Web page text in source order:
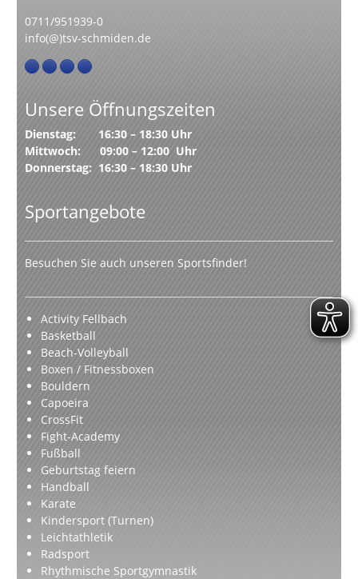
0711/951939-0
info(@)tsv-schmiden.de
Unsere Öffnungszeiten
Dienstag: 16:30 – 18:30 Uhr
Mittwoch: 09:00 – 12:00 Uhr
Donnerstag: 16:30 – 18:30 Uhr
Sportangebote
Besuchen Sie auch unseren Sportsfinder!
Activity Fellbach
Basketball
Beach-Volleyball
Boxen / Fitnessboxen
Bouldern
Capoeira
CrossFit
Fight-Academy
Fußball
Geburtstag feiern
Handball
Karate
Kindersport (Turnen)
Leichtathletik
Radsport
Rhythmische Sportgymnastik